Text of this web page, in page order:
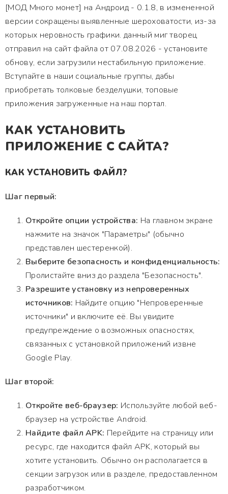
[МОД Много монет] на Андроид - 0.1.8, в измененной
версии сокращены выявленные шероховатости, из-за
которых неровность графики. данный миг творец
отправил на сайт файла от 07.08.2026 - установите
обнову, если загрузили нестабильную приложение.
Вступайте в наши социальные группы, дабы
приобретать толковые безделушки, топовые
приложения загруженные на наш портал.
КАК УСТАНОВИТЬ
ПРИЛОЖЕНИЕ С САЙТА?
КАК УСТАНОВИТЬ ФАЙЛ?
Шаг первый:
Откройте опции устройства: На главном экране
нажмите на значок "Параметры" (обычно
представлен шестеренкой).
Выберите безопасность и конфиденциальность:
Пролистайте вниз до раздела "Безопасность".
Разрешите установку из непроверенных
источников: Найдите опцию "Непроверенные
источники" и включите её. Вы увидите
предупреждение о возможных опасностях,
связанных с установкой приложений извне
Google Play.
Шаг второй:
Откройте веб-браузер: Используйте любой веб-
браузер на устройстве Android.
Найдите файл APK: Перейдите на страницу или
ресурс, где находится файл APK, который вы
хотите установить. Обычно он располагается в
секции загрузок или в разделе, предоставленном
разработчиком.